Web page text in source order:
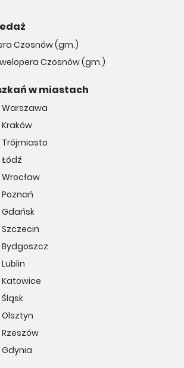
Czosnów (gm.)
Czosnów (gm.)
w miastach
Warszawa
Trójmiasto